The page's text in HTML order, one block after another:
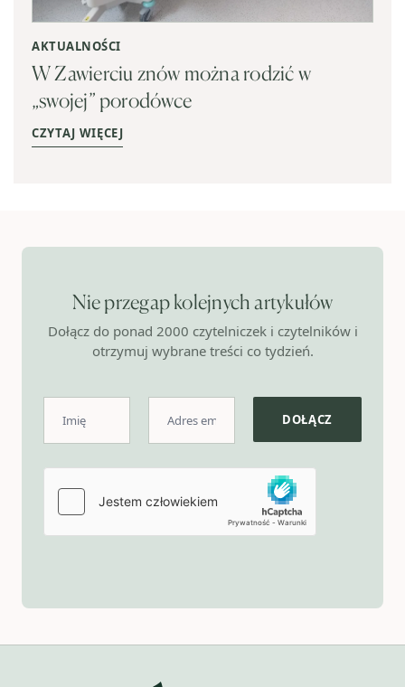
AKTUALNOŚCI
W Zawierciu znów można rodzić w
„swojej” porodówce
CZYTAJ WIĘCEJ
Nie przegap kolejnych artykułów
Dołącz do ponad 2000 czytelniczek i czytelników i
otrzymuj wybrane treści co tydzień.